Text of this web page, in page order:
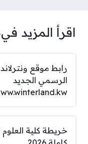
اقرأ المزيد في
رابط موقع
الرسمي الجديد
خريطة كلية العلوم